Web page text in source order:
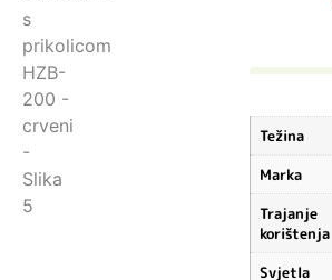
Težina
Marka
Trajanje
korištenja
Svjetla